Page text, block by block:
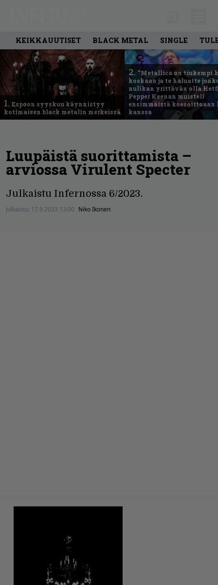
KEIKKAUUTISET BLACK METAL SINGLE
1. Espoon syyskuu käynnistyy
kotimaisen black metalin merkeissä
2. ”Metallica on tiukempi
koskaan ja te haluatte
nulikan yrittävän olla
Pepper Keenan muisteli
ensimmäistä
kanssa
Luupäistä suorittamista –
arviossa Virulent Specter
Julkaistu Infernossa 6/2023.
Julkaistu: 17.9.2023 13:00 Niko Ikonen